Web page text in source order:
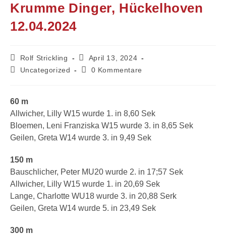
Krumme Dinger, Hückelhoven
12.04.2024
Beitrags-
Autor:
Rolf Strickling
Beitrag
veröffentlicht:
April 13, 2024
Beitrags-
Uncategorized
Beitrags-
0 Kommentare
60 m
Allwicher, Lilly W15 wurde 1. in 8,60 Sek
Bloemen, Leni Franziska W15 wurde 3. in 8,65 Sek
Geilen, Greta W14 wurde 3. in 9,49 Sek
150 m
Bauschlicher, Peter MU20 wurde 2. in 17;57 Sek
Allwicher, Lilly W15 wurde 1. in 20,69 Sek
Lange, Charlotte WU18 wurde 3. in 20,88 Serk
Geilen, Greta W14 wurde 5. in 23,49 Sek
300 m